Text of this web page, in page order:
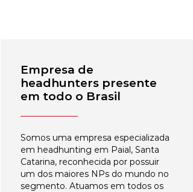
Empresa de
headhunters presente
em todo o Brasil
Somos uma empresa especializada
em headhunting em Paial, Santa
Catarina, reconhecida por possuir
um dos maiores NPs do mundo no
segmento. Atuamos em todos os